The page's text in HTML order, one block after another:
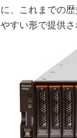
に、これまでの
やすい形で提供さ